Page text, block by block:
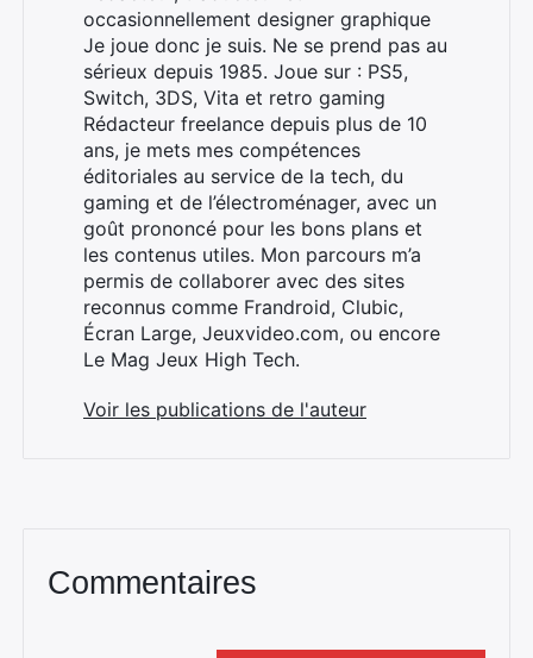
occasionnellement designer graphique
Je joue donc je suis. Ne se prend pas au
sérieux depuis 1985. Joue sur : PS5,
Switch, 3DS, Vita et retro gaming
Rédacteur freelance depuis plus de 10
ans, je mets mes compétences
éditoriales au service de la tech, du
gaming et de l’électroménager, avec un
goût prononcé pour les bons plans et
les contenus utiles. Mon parcours m’a
permis de collaborer avec des sites
reconnus comme Frandroid, Clubic,
Écran Large, Jeuxvideo.com, ou encore
Le Mag Jeux High Tech.
Voir les publications de l'auteur
Commentaires
Rechercher
: